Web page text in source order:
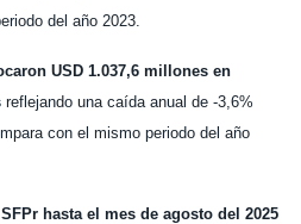
del año 2023.
USD 1.037,6 millones en
reflejando una caída anual de -3,6%
con el mismo periodo del año
hasta el mes de agosto del 2025